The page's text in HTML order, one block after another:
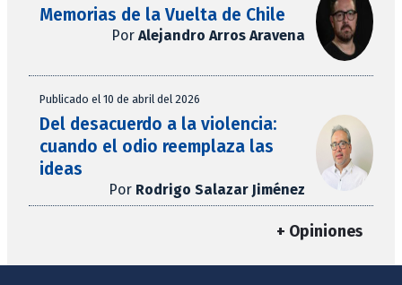
Memorias de la Vuelta de Chile
Por Alejandro Arros Aravena
Publicado el 10 de abril del 2026
Del desacuerdo a la violencia:
cuando el odio reemplaza las
ideas
Por Rodrigo Salazar Jiménez
+ Opiniones